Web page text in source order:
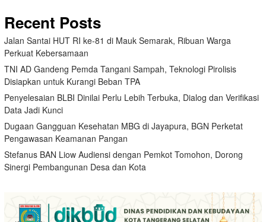
Recent Posts
Jalan Santai HUT RI ke-81 di Mauk Semarak, Ribuan Warga
Perkuat Kebersamaan
TNI AD Gandeng Pemda Tangani Sampah, Teknologi Pirolisis
Disiapkan untuk Kurangi Beban TPA
Penyelesaian BLBI Dinilai Perlu Lebih Terbuka, Dialog dan Verifikasi
Data Jadi Kunci
Dugaan Gangguan Kesehatan MBG di Jayapura, BGN Perketat
Pengawasan Keamanan Pangan
Stefanus BAN Liow Audiensi dengan Pemkot Tomohon, Dorong
Sinergi Pembangunan Desa dan Kota